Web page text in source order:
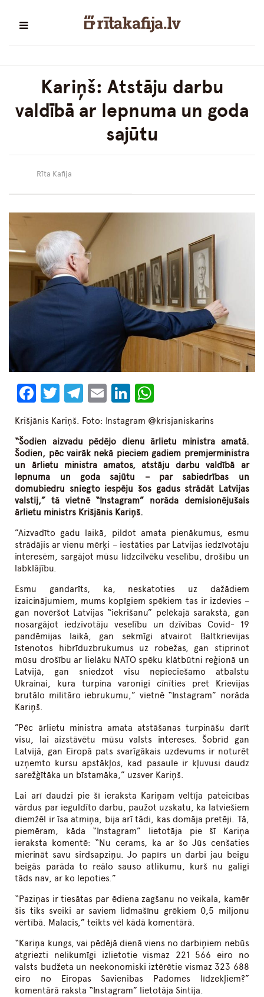
Kariņš: Atstāju darbu
valdībā ar lepnuma un goda
sajūtu
Rīta Kafija
Facebook
Twitter
Telegram
EmailLinkedIn
Krišjānis Kariņš. Foto: Instagram @krisjaniskarins
“Šodien aizvadu pēdējo dienu ārlietu ministra amatā.
Šodien, pēc vairāk nekā pieciem gadiem premjerministra
un ārlietu ministra amatos, atstāju darbu valdībā ar
lepnuma un goda sajūtu – par sabiedrības un
domubiedru sniegto iespēju šos gadus strādāt Latvijas
valstij,” tā vietnē “Instagram” norāda demisionējušais
ārlietu ministrs Krišjānis Kariņš.
”Aizvadīto gadu laikā, pildot amata pienākumus, esmu
strādājis ar vienu mērķi – iestāties par Latvijas iedzīvotāju
interesēm, sargājot mūsu līdzcilvēku veselību, drošību un
labklājību.
Esmu gandarīts, ka, neskatoties uz dažādiem
izaicinājumiem, mums kopīgiem spēkiem tas ir izdevies –
gan novēršot Latvijas “iekrišanu” pelēkajā sarakstā, gan
nosargājot iedzīvotāju veselību un dzīvības Covid- 19
pandēmijas laikā, gan sekmīgi atvairot Baltkrievijas
īstenotos hibrīduzbrukumus uz robežas, gan stiprinot
mūsu drošību ar lielāku NATO spēku klātbūtni reģionā un
Latvijā, gan sniedzot visu nepieciešamo atbalstu
Ukrainai, kura turpina varonīgi cīnīties pret Krievijas
brutālo militāro iebrukumu,” vietnē “Instagram” norāda
Kariņš.
”Pēc ārlietu ministra amata atstāšanas turpināšu darīt
visu, lai aizstāvētu mūsu valsts intereses. Šobrīd gan
Latvijā, gan Eiropā pats svarīgākais uzdevums ir noturēt
uzņemto kursu apstākļos, kad pasaule ir kļuvusi daudz
sarežģītāka un bīstamāka,” uzsver Kariņš.
Lai arī daudzi pie šī ieraksta Kariņam veltīja pateicības
vārdus par ieguldīto darbu, paužot uzskatu, ka latviešiem
diemžēl ir īsa atmiņa, bija arī tādi, kas domāja pretēji. Tā,
piemēram, kāda “Instagram” lietotāja pie šī Kariņa
ieraksta komentē: “Nu cerams, ka ar šo Jūs cenšaties
mierināt savu sirdsapziņu. Jo papīrs un darbi jau beigu
beigās parāda to reālo sauso atlikumu, kurš nu galīgi
tāds nav, ar ko lepoties.”
“Paziņas ir tiesātas par ēdiena zagšanu no veikala, kamēr
šis tiks sveiki ar saviem lidmašīnu grēkiem 0,5 miljonu
vērtībā. Malacis,” teikts vēl kādā komentārā.
“Kariņa kungs, vai pēdējā dienā viens no darbiņiem nebūs
atgriezti nelikumīgi izlietotie vismaz 221 566 eiro no
valsts budžeta un neekonomiski iztērētie vismaz 323 688
eiro no Eiropas Savienibas Padomes līdzekļiem?”
komentārā raksta “Instagram” lietotāja Sintija.